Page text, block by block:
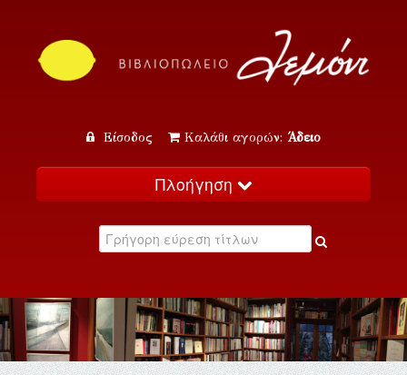
Είσοδος Καλάθι αγορών: Άδειο
Πλοήγηση
Κατάλογος
Εκδηλώσεις
Επικοινωνία